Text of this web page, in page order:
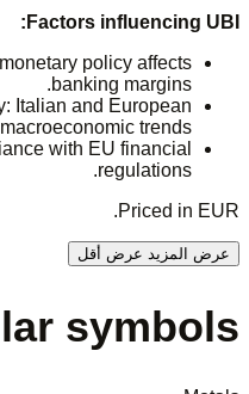
Factors influencing UBI:
policy affects
banking margins.
Italian and European
macroeconomic trends.
with EU financial
regulations.
Priced in EUR.
عرض المزيد عرض أقل
symbols